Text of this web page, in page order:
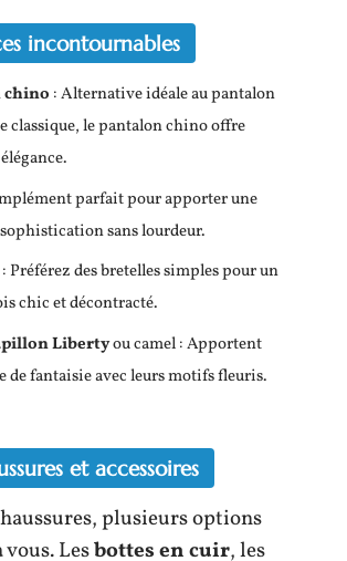
incontournables
chino : Alternative idéale au pantalon
classique, le pantalon chino offre
parfait pour apporter une
sans lourdeur.
: Préférez des bretelles simples pour un
chic et décontracté.
Libertyou camel : Apportent
de fantaisie avec leurs motifs fleuris.
et accessoires
plusieurs options
vous. Lesbottes en cuir, les